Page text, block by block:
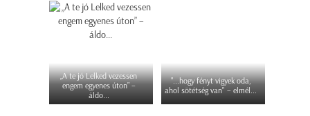
„A te jó Lelked vezessen
engem egyenes úton” –
áldo...
"...hogy fényt vigyek oda,
ahol sötétség van" – elmél...